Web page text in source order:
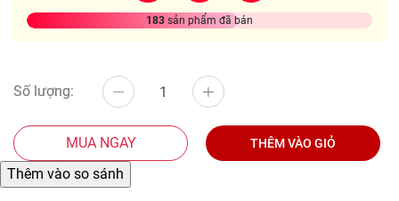
183 sản phẩm đã bán
Số lượng:
MUA NGAY THÊM VÀO GIỎ